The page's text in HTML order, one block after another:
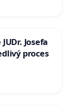
Josefa
proces